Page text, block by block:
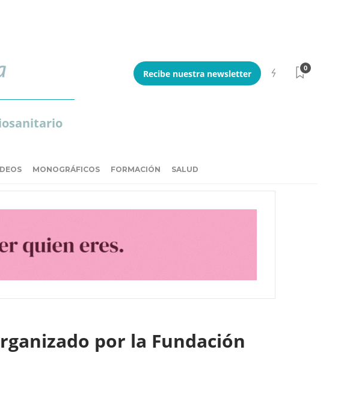
Recibe nuestra newsletter
0
MONOGRÁFICOS FORMACIÓN SALUD
por la Fundación